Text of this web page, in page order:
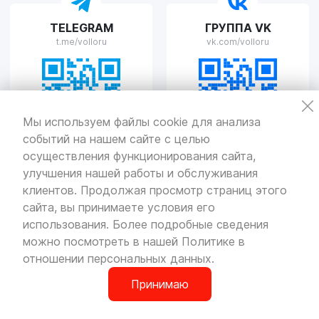
Мы используем файлы cookie для анализа
событий на нашем сайте с целью
осуществления функционирования сайта,
улучшения нашей работы и обслуживания
клиентов. Продолжая просмотр страниц этого
сайта, вы принимаете условия его
использования. Более подробные сведения
можно посмотреть в нашей Политике в
отношении персональных данных.
Принимаю
VOLLO Рязань
г. Рязань, улица Островского, д.109/2
Пн-Пт с 9:00 до 20:00, Сб-Вс выходной
VOLLO Тверь
г. Тверь, проспект Николая Корыткова, 17А
Пн-Пт с 9:00 до 19:00 Сб-Вс с 10:00 до 19:00
TELEGRAM
t.me/volloru
ГРУППА VK
vk.com/volloru
© Все права защищены. Информация сайта защищена законом
об авторских правах.
Политикаконфиденциальности
Разработкаи продвижение — «SeoOlimp»